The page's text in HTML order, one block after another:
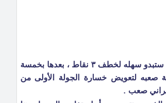
فالأهلي سيستضيف هجر يوم ١٦مارس في مهمة ستبدو سهله لخطف ٣ نقاط ، بعدها بخمسة
صعبه لتعويض خسارة الجولة الأولى من
صعب .